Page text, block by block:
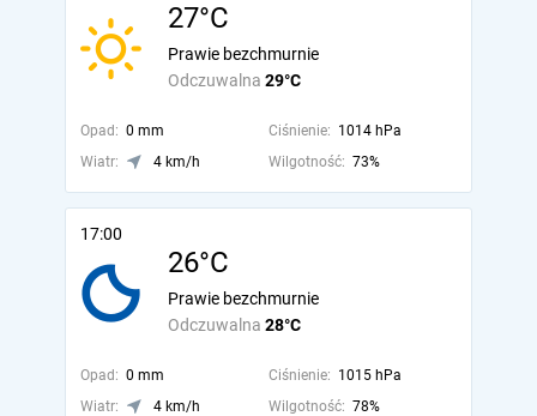
27°C
Odczuwalna 29°C
Prawie bezchmurnie
Opad: 0 mm Ciśnienie: 1014 hPa
Wiatr:
4 km/h Wilgotność: 73%
17:00
26°C
Odczuwalna 28°C
Prawie bezchmurnie
Opad: 0 mm Ciśnienie: 1015 hPa
Wiatr:
4 km/h Wilgotność: 78%